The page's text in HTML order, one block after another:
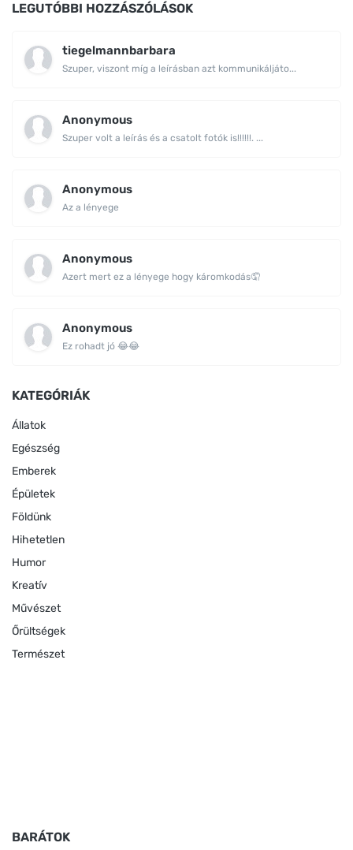
LEGUTÓBBI HOZZÁSZÓLÁSOK
tiegelmannbarbara
Szuper, viszont míg a leírásban azt kommunikáljáto...
Anonymous
Szuper volt a leírás és a csatolt fotók is!!!!!!. ...
Anonymous
Az a lényege
Anonymous
Azert mert ez a lényege hogy káromkodás🤦
Anonymous
Ez rohadt jó 😂😂
KATEGÓRIÁK
Állatok
Egészség
Emberek
Épületek
Földünk
Hihetetlen
Humor
Kreatív
Művészet
Őrültségek
Természet
BARÁTOK